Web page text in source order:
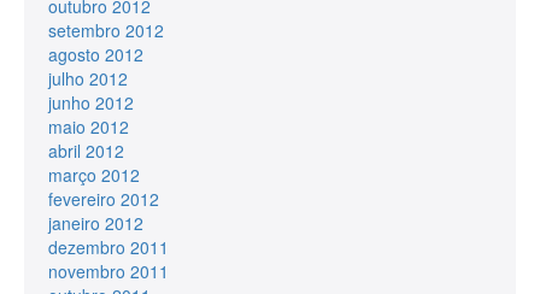
outubro 2012
setembro 2012
agosto 2012
julho 2012
junho 2012
maio 2012
abril 2012
março 2012
fevereiro 2012
janeiro 2012
dezembro 2011
novembro 2011